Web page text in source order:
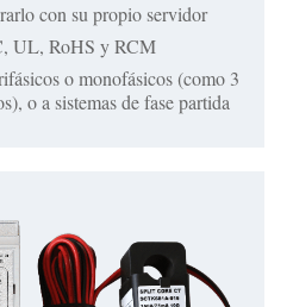
con su propio servidor
UL, RoHS y RCM
o monofásicos (como 3
o a sistemas de fase partida